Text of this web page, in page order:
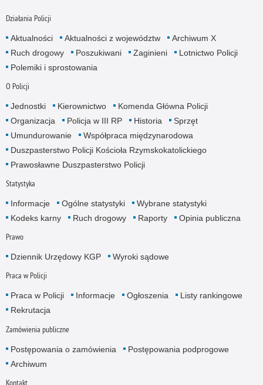
Działania Policji
Aktualności Aktualności z województw
Archiwum X
Ruch drogowy
Poszukiwani Zaginieni
Lotnictwo Policji
Polemiki i sprostowania
O Policji
Jednostki Kierownictwo
Komenda Główna Policji
Organizacja
Policja w III RP Historia
Sprzęt
Umundurowanie
Współpraca międzynarodowa
Duszpasterstwo Policji Kościoła Rzymskokatolickiego
Prawosławne Duszpasterstwo Policji
Statystyka
Informacje Ogólne statystyki
Wybrane statystyki
Kodeks karny
Ruch drogowy Raporty Opinia publiczna
Prawo
Dziennik Urzędowy KGP Wyroki sądowe
Praca w Policji
Praca w Policji Informacje Ogłoszenia
Listy rankingowe
Rekrutacja
Zamówienia publiczne
Postępowania o zamówienia
Postępowania podprogowe
Archiwum
Kontakt